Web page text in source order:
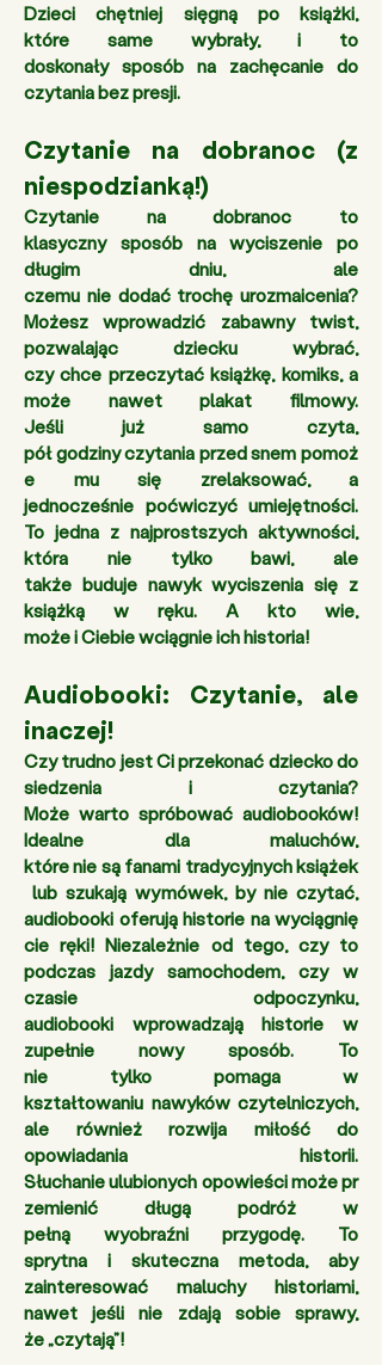
Dzieci chętniej sięgną po książki,
które same wybrały, i to
doskonały sposób na zachęcanie do
czytania bez presji.
Czytanie na dobranoc (z
niespodzianką!)
Czytanie na dobranoc to
klasyczny sposób na wyciszenie po
długim dniu, ale
czemu nie dodać trochę urozmaicenia?
Możesz wprowadzić zabawny twist,
pozwalając dziecku wybrać,
czy chce przeczytać książkę, komiks, a
może nawet plakat filmowy.
Jeśli już samo czyta,
pół godziny czytania przed snem pomoż
e mu się zrelaksować, a
jednocześnie poćwiczyć umiejętności.
To jedna z najprostszych aktywności,
która nie tylko bawi, ale
także buduje nawyk wyciszenia się z
książką w ręku. A kto wie,
może i Ciebie wciągnie ich historia!
Audiobooki: Czytanie, ale
inaczej!
Czy trudno jest Ci przekonać dziecko do
siedzenia i czytania?
Może warto spróbować audiobooków!
Idealne dla maluchów,
które nie są fanami tradycyjnych książek
lub szukają wymówek, by nie czytać,
audiobooki oferują historie na wyciągnię
cie ręki! Niezależnie od tego, czy to
podczas jazdy samochodem, czy w
czasie odpoczynku,
audiobooki wprowadzają historie w
zupełnie nowy sposób. To
nie tylko pomaga w
kształtowaniu nawyków czytelniczych,
ale również rozwija miłość do
opowiadania historii.
Słuchanie ulubionych opowieści może pr
zemienić długą podróż w
pełną wyobraźni przygodę. To
sprytna i skuteczna metoda, aby
zainteresować maluchy historiami,
nawet jeśli nie zdają sobie sprawy,
że „czytają”!